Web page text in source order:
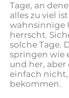
Tage, an
alles zu viel
wahnsinnige
herrscht.
solche Tage.
springen wie
und her, aber
einfach
bekommen.